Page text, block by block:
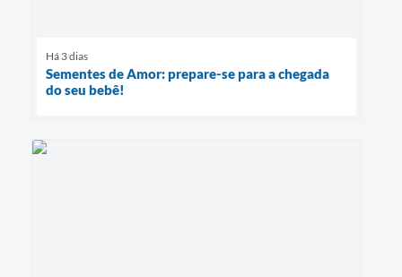
Há 3 dias
Sementes de Amor: prepare-se para a chegada
do seu bebê!